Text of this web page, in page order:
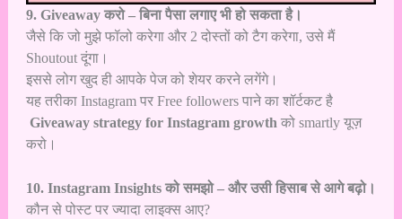
9. Giveaway करो – बिना पैसा लगाए भी हो सकता है।
जैसे कि जो मुझे फॉलो करेगा और 2 दोस्तों को टैग करेगा, उसे मैं
Shoutout दूंगा।
इससे लोग खुद ही आपके पेज को शेयर करने लगेंगे।
यह तरीका Instagram पर Free followers पाने का शॉर्टकट है
Giveaway strategy for Instagram growth को smartly यूज़
करो।
10. Instagram Insights को समझो – और उसी हिसाब से आगे बढ़ो।
कौन से पोस्ट पर ज्यादा लाइक्स आए?